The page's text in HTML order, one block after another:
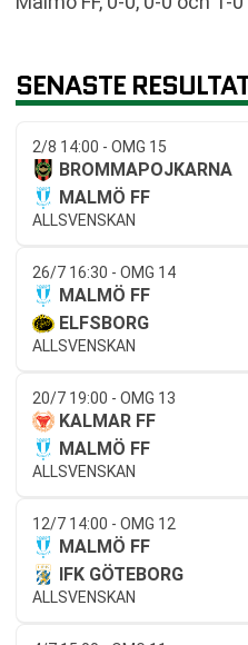
SENASTE
2/8 14:00 - OMG 15
BROMMAPOJKARNA
MALMÖ FF
ALLSVENSKAN
26/7 16:30 - OMG 14
MALMÖ FF
ELFSBORG
ALLSVENSKAN
20/7 19:00 - OMG 13
KALMAR FF
MALMÖ FF
ALLSVENSKAN
12/7 14:00 - OMG 12
MALMÖ FF
IFK GÖTEBORG
ALLSVENSKAN